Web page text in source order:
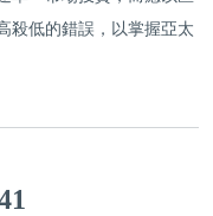
殺低的錯誤，以掌握亞太